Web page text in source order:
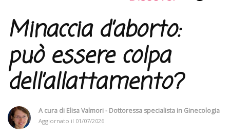
Minaccia d’aborto:
può essere colpa
dell’allattamento?
A cura di Elisa Valmori - Dottoressa specialista in Ginecologia
Aggiornato il 01/07/2026